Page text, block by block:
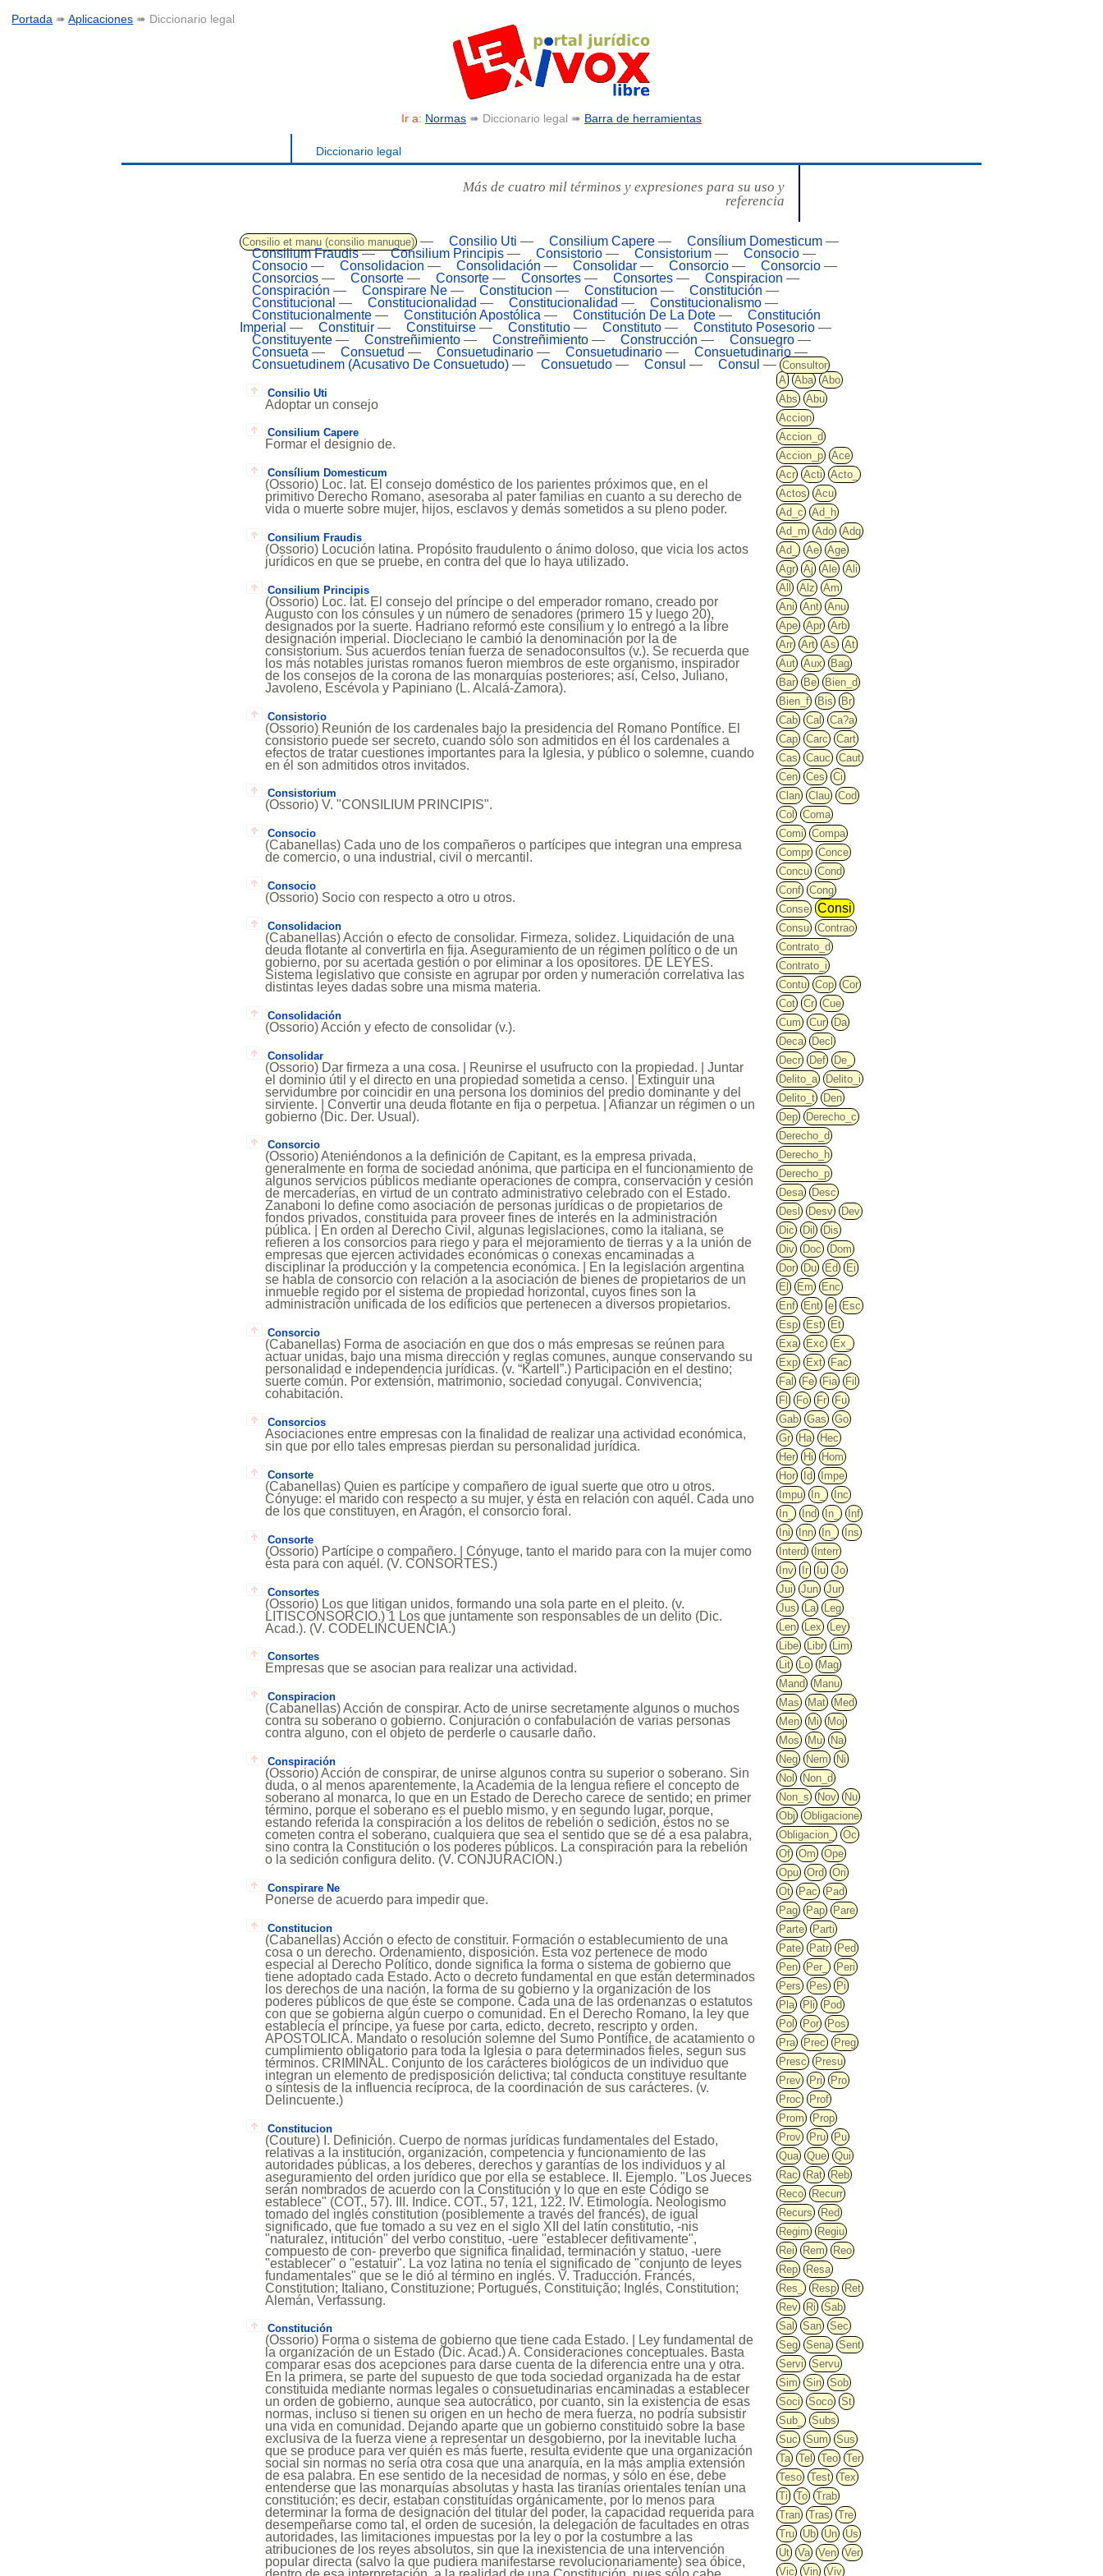
Portada ➠Aplicaciones ➠ Diccionario legal
Ir a: Normas ➠ Diccionario legal ➠ Barra de herramientas
Diccionario legal
Más de cuatro mil términos y expresiones para su uso y
referencia
Consilio et manu (consilio manuque) — Consilio Uti — Consilium Capere — Consílium Domesticum —
Consilium Fraudis— Consilium Principis — Consistorio — Consistorium — Consocio —
Consocio — Consolidacion — Consolidación — Consolidar — Consorcio — Consorcio —
Consorcios — Consorte — Consorte — Consortes — Consortes — Conspiracion —
Conspiración — Conspirare Ne — Constitucion — Constitucion — Constitución —
Constitucional — Constitucionalidad — Constitucionalidad — Constitucionalismo —
Constitucionalmente — Constitución Apostólica — Constitución De La Dote —
Constitución
Imperial — Constituir — Constituirse — Constitutio — Constituto — Constituto Posesorio —
Constituyente — Constreñimiento — Constreñimiento — Construcción — Consuegro —
Consueta — Consuetud — Consuetudinario — Consuetudinario — Consuetudinario —
Consuetudinem (Acusativo De Consuetudo) — Consuetudo — Consul — Consul — Consultor
A
Aba
Abo
Abs
Abu
Accion
Accion_d
Accion_p
Ace
Acr
Acti
Acto_
Actos
Acu
Ad_c
Ad_h
Ad_m
Ado
Adq
Ad_
Ae
Age
Agr
Aj Ale
Ali
All
Alz
Am
Ani
Ant
Anu
Ape
Apr
Arb
Arr
Art As
At
Aut
Aux
Bag
Bar
Be
Bien_d
Bien_f
Bis
Br
Cab
Cal
Ca?a
Cap
Carc
Cart
Cas
Cauc
Caut
Cen
Ces
Ci
Clan
Clau
Cod
Col
Coma
Comi
Compa
Compr
Conce
Concu
Cond
Conf
Cong
Conse
Consi
Consu
Contrao
Contrato_d
Contrato_i
Contu
Cop
Cor
Cot
Cr
Cue
Cum
Cur
Da
Deca
Decl
Decr
Def
De_
Delito_a
Delito_i
Delito_t
Den
Dep
Derecho_c
Derecho_d
Derecho_h
Derecho_p
Desa
Desc
Desl
Desv
Dev
Dic
Dil
Dis
Div
Doc
Dom
Dor
Du Ed
Ei
El
Em
Enc
Enf
Ent e
Esc
Esp
Est
Et
Exa
Exc
Ex_
Exp
Ext
Fac
Fal
Fe Fia
Fil
Fl
Fo Fr
Fu
Gab
Gas
Go
Gr
Ha
Hec
Her
Hi
Hom
Hor
Id
Impe
Impu
In_
Inc
In_
Ind In_
Inf
Ini
Inn In_
Ins
Interd
Interr
Inv
Ir Iu
Jo
Jui
Jun
Jur
Jus
La
Leg
Len
Lex
Ley
Libe
Libr
Lim
Lit
Lo
Mag
Mand
Manu
Mas
Mat
Med
Men
Mi
Moj
Mos
Mu
Na
Neg
Nem
Ni
Nol
Non_d
Non_s
Nov
Nu
Obj
Obligacione
Obligacion_
Oc
Of
Om
Ope
Opu
Ord
Ori
Ot
Pac
Pad
Pag
Pap
Pare
Parte
Parti
Pate
Patr
Ped
Pen
Per_
Peri
Pers
Pes
Pi
Pla
Pli
Pod
Pol
Por
Pos
Pra
Prec
Preg
Presc
Presu
Prev
Pri
Pro
Proc
Prof
Prom
Prop
Prov
Pru
Pu
Qua
Que
Qui
Rac
Rat
Reb
Reco
Recurr
Recurs
Red
Regim
Regiu
Rei
Rem
Reo
Rep
Resa
Res_
Resp
Ret
Rev
Ri
Sab
Sal
San
Sec
Seg
Sena
Sent
Servi
Servu
Sim
Sin
Sob
Soci
Soco
St
Sub_
Subs
Suc
Sum
Sus
Ta
Tel Teo
Ter
Teso
Test
Tex
Ti
To
Trab
Tran
Tras
Tre
Tru
Ub Un
Us
Ut
Va Ven
Ver
Vic
Vin Viv
Consilio Uti
Adoptar un consejo
Consilium Capere
Formar el designio de.
Consílium Domesticum
(Ossorio) Loc. lat. El consejo doméstico de los parientes próximos que, en el
primitivo Derecho Romano, asesoraba al pater familias en cuanto a su derecho de
vida o muerte sobre mujer, hijos, esclavos y demás sometidos a su pleno poder.
Consilium Fraudis
(Ossorio) Locución latina. Propósito fraudulento o ánimo doloso, que vicia los actos
jurídicos en que se pruebe, en contra del que lo haya utilizado.
Consilium Principis
(Ossorio) Loc. lat. El consejo del príncipe o del emperador romano, creado por
Augusto con los cónsules y un número de senadores (primero 15 y luego 20),
designados por la suerte. Hadriano reformó este consilium y lo entregó a la libre
designación imperial. Diocleciano le cambió la denominación por la de
consistorium. Sus acuerdos tenían fuerza de senadoconsultos (v.). Se recuerda que
los más notables juristas romanos fueron miembros de este organismo, inspirador
de los consejos de la corona de las monarquías posteriores; así, Celso, Juliano,
Javoleno, Escévola y Papiniano (L. Alcalá-Zamora).
Consistorio
(Ossorio) Reunión de los cardenales bajo la presidencia del Romano Pontífice. El
consistorio puede ser secreto, cuando sólo son admitidos en él los cardenales a
efectos de tratar cuestiones importantes para la Iglesia, y público o solemne, cuando
en él son admitidos otros invitados.
Consistorium
(Ossorio) V. "CONSILIUM PRINCIPIS".
Consocio
(Cabanellas) Cada uno de los compañeros o partícipes que integran una empresa
de comercio, o una industrial, civil o mercantil.
Consocio
(Ossorio) Socio con respecto a otro u otros.
Consolidacion
(Cabanellas) Acción o efecto de consolidar. Firmeza, solidez. Liquidación de una
deuda flotante al convertirla en fija. Aseguramiento de un régimen político o de un
gobierno, por su acertada gestión o por eliminar a los opositores. DE LEYES.
Sistema legislativo que consiste en agrupar por orden y numeración correlativa las
distintas leyes dadas sobre una misma materia.
Consolidación
(Ossorio) Acción y efecto de consolidar (v.).
Consolidar
(Ossorio) Dar firmeza a una cosa. | Reunirse el usufructo con la propiedad. | Juntar
el dominio útil y el directo en una propiedad sometida a censo. | Extinguir una
servidumbre por coincidir en una persona los dominios del predio dominante y del
sirviente. | Convertir una deuda flotante en fija o perpetua. | Afianzar un régimen o un
gobierno (Dic. Der. Usual).
Consorcio
(Ossorio) Ateniéndonos a la definición de Capitant, es la empresa privada,
generalmente en forma de sociedad anónima, que participa en el funcionamiento de
algunos servicios públicos mediante operaciones de compra, conservación y cesión
de mercaderías, en virtud de un contrato administrativo celebrado con el Estado.
Zanaboni lo define como asociación de personas jurídicas o de propietarios de
fondos privados, constituida para proveer fines de interés en la administración
pública. | En orden al Derecho Civil, algunas legislaciones, como la italiana, se
refieren a los consorcios para riego y para el mejoramiento de tierras y a la unión de
empresas que ejercen actividades económicas o conexas encaminadas a
disciplinar la producción y la competencia económica. | En la legislación argentina
se habla de consorcio con relación a la asociación de bienes de propietarios de un
inmueble regido por el sistema de propiedad horizontal, cuyos fines son la
administración unificada de los edificios que pertenecen a diversos propietarios.
Consorcio
(Cabanellas) Forma de asociación en que dos o más empresas se reúnen para
actuar unidas, bajo una misma dirección y reglas comunes, aunque conservando su
personalidad e independencia jurídicas. (v. “Kartell”.) Participación en el destino;
suerte común. Por extensión, matrimonio, sociedad conyugal. Convivencia;
cohabitación.
Consorcios
Asociaciones entre empresas con la finalidad de realizar una actividad económica,
sin que por ello tales empresas pierdan su personalidad jurídica.
Consorte
(Cabanellas) Quien es partícipe y compañero de igual suerte que otro u otros.
Cónyuge: el marido con respecto a su mujer, y ésta en relación con aquél. Cada uno
de los que constituyen, en Aragón, el consorcio foral.
Consorte
(Ossorio) Partícipe o compañero. | Cónyuge, tanto el marido para con la mujer como
ésta para con aquél. (V. CONSORTES.)
Consortes
(Ossorio) Los que litigan unidos, formando una sola parte en el pleito. (v.
LITISCONSORCIO.) 1 Los que juntamente son responsables de un delito (Dic.
Acad.). (V. CODELINCUENCIA.)
Consortes
Empresas que se asocian para realizar una actividad.
Conspiracion
(Cabanellas) Acción de conspirar. Acto de unirse secretamente algunos o muchos
contra su soberano o gobierno. Conjuración o confabulación de varias personas
contra alguno, con el objeto de perderle o causarle daño.
Conspiración
(Ossorio) Acción de conspirar, de unirse algunos contra su superior o soberano. Sin
duda, o al menos aparentemente, la Academia de la lengua refiere el concepto de
soberano al monarca, lo que en un Estado de Derecho carece de sentido; en primer
término, porque el soberano es el pueblo mismo, y en segundo lugar, porque,
estando referida la conspiración a los delitos de rebelión o sedición, éstos no se
cometen contra el soberano, cualquiera que sea el sentido que se dé a esa palabra,
sino contra la Constitución o los poderes públicos. La conspiración para la rebelión
o la sedición configura delito. (V. CONJURAClÓN.)
Conspirare Ne
Ponerse de acuerdo para impedir que.
Constitucion
(Cabanellas) Acción o efecto de constituir. Formación o establecumiento de una
cosa o un derecho. Ordenamiento, disposición. Esta voz pertenece de modo
especial al Derecho Político, donde significa la forma o sistema de gobierno que
tiene adoptado cada Estado. Acto o decreto fundamental en que están determinados
los derechos de una nación, la forma de su gobierno y la organización de los
poderes públicos de que éste se compone. Cada una de las ordenanzas o estatutos
con que se gobierna algún cuerpo o comunidad. En el Derecho Romano, la ley que
establecía el príncipe, ya fuese por carta, edicto, decreto, rescripto y orden.
APOSTOLICA. Mandato o resolución solemne del Sumo Pontífice, de acatamiento o
cumplimiento obligatorio para toda la Iglesia o para determinados fieles, segun sus
términos. CRIMINAL. Conjunto de los carácteres biológicos de un individuo que
integran un elemento de predisposición delictiva; tal conducta constituye resultante
o síntesis de la influencia recíproca, de la coordinación de sus carácteres. (v.
Delincuente.)
Constitucion
(Couture) I. Definición. Cuerpo de normas jurídicas fundamentales del Estado,
relativas a la institución, organización, competencia y funcionamiento de las
autoridades públicas, a los deberes, derechos y garantías de los individuos y al
aseguramiento del orden jurídico que por ella se establece. II. Ejemplo. "Los Jueces
serán nombrados de acuerdo con la Constitución y lo que en este Código se
establece" (COT., 57). III. Indice. COT., 57, 121, 122. IV. Etimología. Neologismo
tomado del inglés constitution (posiblemente a través del francés), de igual
significado, que fue tomado a su vez en el siglo XII del latín constitutio, -nis
"naturalez, intitución" del verbo constituo, -uere "establecer defitivamente",
compuesto de con- preverbo que significa finalidad, terminación y statuo, -uere
"establecer" o "estatuir". La voz latina no tenía el significado de "conjunto de leyes
fundamentales" que se le dió al término en inglés. V. Traducción. Francés,
Constitution; Italiano, Constituzione; Portugués, Constituição; Inglés, Constitution;
Alemán, Verfassung.
Constitución
(Ossorio) Forma o sistema de gobierno que tiene cada Estado. | Ley fundamental de la organización de un Estado (Dic. Acad.) A. Consideraciones conceptuales. Basta comparar esas dos acepciones para darse cuenta de la diferencia entre una y otra. En la primera, se parte del supuesto de que toda sociedad organizada ha de estar constituida mediante normas legales o consuetudinarias encaminadas a establecer un orden de gobierno, aunque sea autocrático, por cuanto, sin la existencia de esas normas, incluso si tienen su origen en un hecho de mera fuerza, no podría subsistir una vida en comunidad. Dejando aparte que un gobierno constituido sobre la base exclusiva de la fuerza viene a representar un desgobierno, por la inevitable lucha que se produce para ver quién es más fuerte, resulta evidente que una organización social sin normas no sería otra cosa que una anarquía, en la más amplia extensión de esa palabra. En ese sentido de la necesidad de normas, y sólo en ése, debe entenderse que las monarquías absolutas y hasta las tiranías orientales tenían una constitución; es decir, estaban constituídas orgánicamente, por lo menos para determinar la forma de designación del titular del poder, la capacidad requerida para desempeñarse como tal, el orden de sucesión, la delegación de facultades en otras autoridades, las limitaciones impuestas por la ley o por la costumbre a las atribuciones de los reyes absolutos, sin que la inexistencia de una intervención popular directa (salvo la que pudiera manifestarse revolucionariamente) sea óbice, dentro de esa interpretación, a la realidad de una Constitución, pues sólo cabe ejercer aquellos poderes autocráticos sobre una nación o un Estado constituidos. La segunda acepción es la de ley o conjunto de reglas fundamentales que rigen la organización de un Estado y que tienen que ser establecidas por la nación misma, sea por votación o por aplicación, indiscutido y respetada, de la costumbre. Dichas leyes o reglas fundamentales tienen por finalidad fijar y limitar las facultades que el pueblo impone a los gobernantes que elige. Este concepto de Constitución es el que tiene su origen en las revoluciones norteamericana y francesa, y que luego siguen todos los pueblos civilizados de Europa y de América, salvo aquellos países en que se interrumpe la normalidad constitucional por períodos más o menos largos, en que el poder es detentado por gobiernos defecto o por regímenes totalitarios. Esta última realidad de usurpación de funciones no queda desvirtuada por el hecho de que algunas veces se quiera disimular la inconstitucionalidad del régimen encubriendo su verdadero contenido, dándole apariencias de una Constitución vulnerada sistemáticamente en su esencia, lo cual es inevitable, porque concentrados, abierta o encubiertamente, todos los poderes en una sola persona, en un solo grupo o en un solo partido, sus titulares se consideran única fuente de la ley y, lógicamente, superiores a ella. Por lo contrario, en los regímenes constitucionales, los poderes del Estado (y es ésa la característica de los Estados de Derecho) se encuentran separados; es decir, tienen una independencia equilibrada, porque sólo así pueden representar una garantía de respeto a los derechos individuales, a las libertades públicas y a la limitación de cada uno de esos poderes a su función específica. Todo lo expuesto se vincula con el problema de la soberanía, así como con el del origen del poder. En los regímenes constitucionales, la soberanía emana del pueblo, y sus individuos son quienes eligen y regulan su forma de gobierno, mientras que, en los regímenes autocráticos, el Estado, o más propiamente el autócrata, lo es todo, está por encima de los ciudadanos, y éstos no pasan de la categoría de súbditos. Partiendo de la segunda de las acepciones señaladas, que define la Constitución como la ley fundamental o Carta Magna (v.) de un país, es de señalar que ninguna de las leyes o normas legales que se dicten para regular aspectos concretos de la vida nacional puede estar en oposición a las normas constitucionales, so pena de nulidad, derivada precisamente de su inconstitucionalidad, porque, de otro modo, la Constitución resultaría letra muerta, y violado el principio de su supremacía. B. El Poder constituyente. Las limitaciones que son impuestas al ejercicio del poder público y, por lo tanto, las garantías que tales limitaciones suponen para los derechos individuales, tanto públicos como privados, están diversamente originadas. Pueden arrancar de una autolimitación de sus atribuciones que quieran hacer el monarca o el autócrata, obedeciendo a un impulso propio lo que es sumamente improbable, porque su tendencia es la inversa, ampliar sus facultades- o cediendo a presiones externas, como sucedió, por ejemplo, con las Cartas francesas de 1814 y 1830, con el Estatuto real español de 1834 y con el Estatuto italiano (sardo) de 1848. También pueden tener su origen en pactos, más o menos voluntarios, celebrados entre el pueblo y un monarca que venía ejerciendo el poder con carácter absoluto o que llega a él por primera vez, como en el caso de las Constituciones de la monarquía española de 1837, 1845 y 1876, o ser directamente impuestas y sancionadas por la voluntad popular, como las españolas de 1812, 1869 y 1931-. las francesas de 1791, 1848 y todas las posteriores; la belga de 1830, y las de las repúblicas americanas. La primera de las formas mencionadas, que es la relativa a la concesión graciosa del monarca, tendría, dado su origen, un carácter muy dudoso de verdadera Constitución, porque, si su nacimiento hubiera derivado de la voluntad del monarca o dictador, éstos, al menos teóricamente, podrían modificarlas a su antojo, con lo cual los derechos individuales y sus garantías no serían sino mera ficción. Por eso, las Constituciones pactadas contienen una mejor garantía, porque su índole contractual impediría, también teóricamente, que una de las partes rompiese lo pactado por su sola voluntad. Tienen, en cambio, el inconveniente de que esa forma supone el reconocimiento de dos voluntades igualmente soberanas: la del pueblo y la del monarca o autócrata, que son las dos partes contratantes, cuando lo cierto es que en una democracia verdadera el único soberano es el pueblo, a pesar de lo cual no podría modificar una Constitución que ya no lo satisficiera o que no llenase las necesidades de su época, sin recurrir a una revolución. De ahí que, en un concepto moderno, únicamente sean admisibles las Constituciones del tercer origen; o sea, las sancionadas por el pueblo en uso de un Poder constituyente que no puede ser compartido. La Constitución, en sentido formal, es el código político en que el pueblo, por medio de sus representantes, por él libremente elegidos, fija por escrito los principios fundamentales de su organización y, especialmente, los relativos a las libertades políticas del pueblo. C. Estructura y clases. En la estructura de las modernas Constituciones se hace una división en dos partes: una dogmática o material, en la que se reconocen los derechos individuales y de la ciudadanía, y otra orgánica y formal, dedicada a determinar la organización del Estado. Aun cuando no todos los autores lo aceptan, es corriente establecer esta distinción: Constituciones rígidas, que son las que sólo pueden mortificarse por procedimientos especiales, distintos de los que se aplican para reformar las leyes ordinarias, y Constitucionales flexibles, que son las que admiten enmiendas por el mismo procedimiento que cualquier ley ordinaria. Por eso, la modificación total o parcial de una Constitución rígida requiere la convocatoria de una Asamblea constituyente, en tanto que la modificación de una Constitució flexible se hace por el Parlamento ordinario. D. Orígenes constitucionales. Si consideramos el tema desde su aspecto histórico, advertiremos que la idea constitucional es muy antigua. Aristóteles, en su Política, definía la Constitución como "el principio según el cual aparecen ordenadas las autoridades públicas, y especialmente aquella que está sobre las demás, la autoridad soberana". Y añadía que "la Constitución determina la organización de la autoridad del Estado, la división de sus Poderes, la residencia de la soberanía y el fin de toda sociedad civil". El antecedente remoto de las actuales Constituciones puede encontrarse en la inglesa, sistema que es adoptado por los Estados Unidos de Norteamérica a raíz de su independencia, y poco después por Francia en 1791. Pero algún conocido autor afirma que la idea de una ley fundamental y escrita, con carácter de garantía, tiene raíces más antiguas, que llegan hasta la Edad Media; que lo mismo en España que en Inglaterra existían documentos calificables de constitucionales, por cuanto establecían algunas garantías individuales tendientes a impedir las extralimitaciones del Poder real. Entre esos antecedentes medioevales, por cierto de notoria importancia, cabe señalar las instituciones de Aragón. Constituciones de tipo elemental pueden ser consideradas las Cartas que contenían convenios entre el príncipe y sus vasallos o estamentos y de los cuales el más conocido ejemplo es la Carta Magna (v.), obtenida de Juan Sin Tierra en el año 1215 por los barones, eclesiásticos y laicos, en la que se establecían garantías relativas a la libertad de la Iglesia y la determinación de que los impuestos no podían ser recaudados sin el consentimiento del Consejo Común del Reino. Se concedían perpetuamente todas las libertades a todos los hombres libres de Inglaterra, así como a las ciudades, distritos, aldeas y barones el goce de sus privilegios, fueros y costumbres, y la facultad de enviar diputados al Consejo Común. Se prohibía el embargo de muebles de las personas para obligarlas por causa de su feudo a prestar más servicios que los debidos por la naturaleza. Ningún vasallo podía ser condenado a pena pecuniaria sino bajo idénticas condiciones, sin que se lo pudiera privar de sus instrumentos de traba